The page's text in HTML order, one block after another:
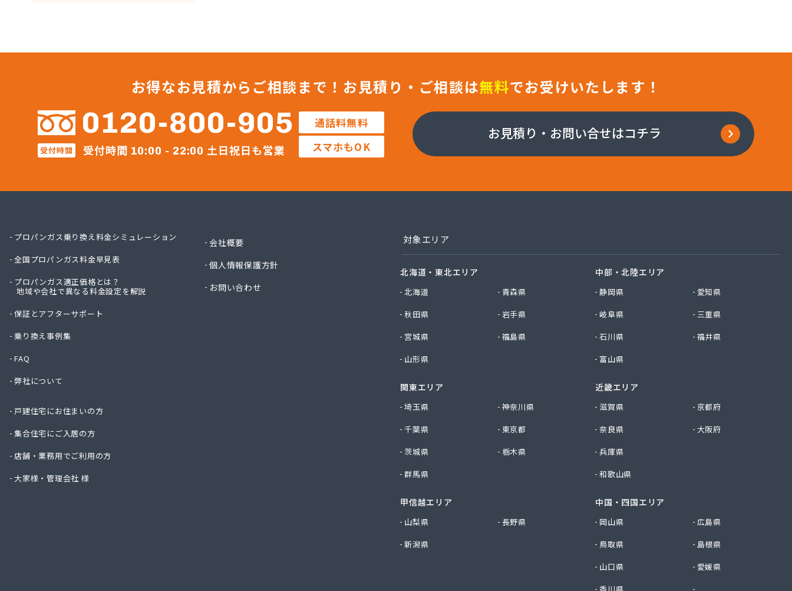
サンリン株式会社 長野南支店
サンリン株式会社 松本支店
サンリン株式会社 上田支店
安藤商店
伊丹産業株式会社 長野工場
伊丹産業株式会社 長野支店
一之瀬電器瓦斯サービス
岡谷酸素株式会社 長野南営業所
貝印石油株式会社 長野支店
株式会社カワネン 本社・ガス事業部
お得なお見積からご相談まで！ お見積り・ご相談は無料でお受けいたします！
0120-800-905
受付時間 受付時間 10:00 - 22:00 土日祝日も営業
通話料無料
スマホもOK
お見積り・お問い合せはコチラ
プロパンガス乗り換え料金シミュレーション
全国プロパンガス料金早見表
プロパンガス適正価格とは？
地域や会社で異なる料金設定を解説
保証とアフターサポート
乗り換え事例集
FAQ
弊社について
戸建住宅にお住まいの方
集合住宅にご入居の方
店舗・業務用でご利用の方
大家様・管理会社 様
会社概要
個人情報保護方針
お問い合わせ
対象エリア
北海道・東北エリア
北海道
青森県
秋田県
岩手県
宮城県
福島県
山形県
関東エリア
埼玉県
神奈川県
千葉県
東京都
茨城県
栃木県
群馬県
甲信越エリア
山梨県
長野県
新潟県
中部・北陸エリア
静岡県
愛知県
岐阜県
三重県
石川県
福井県
富山県
近畿エリア
滋賀県
京都府
奈良県
大阪府
兵庫県
和歌山県
中国・四国エリア
岡山県
広島県
鳥取県
島根県
山口県
愛媛県